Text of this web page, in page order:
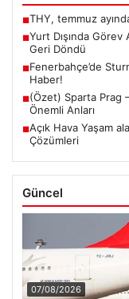
■THY, temmuz
■Yurt Dışında Görev
Geri Döndü
■Fenerbahçe’de
Haber!
■(Özet) Sparta Prag
Önemli Anları
■Açık Hava Yaşam
Çözümleri
Güncel
07/08/2026